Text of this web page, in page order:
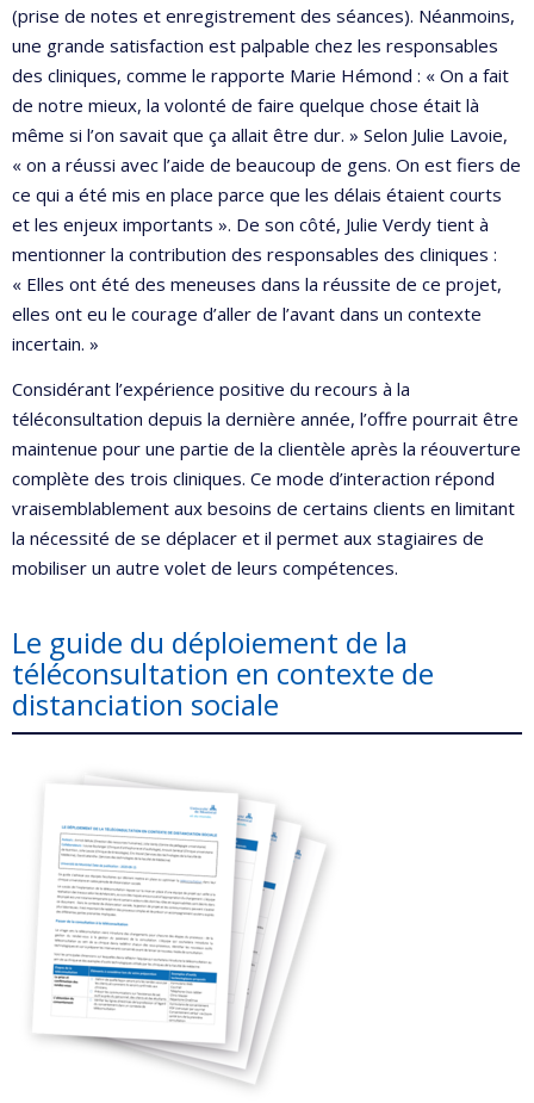
(prise de notes et enregistrement des séances). Néanmoins,
une grande satisfaction est palpable chez les responsables
des cliniques, comme le rapporte Marie Hémond : « On a fait
de notre mieux, la volonté de faire quelque chose était là
même si l’on savait que ça allait être dur. » Selon Julie Lavoie,
« on a réussi avec l’aide de beaucoup de gens. On est fiers de
ce qui a été mis en place parce que les délais étaient courts
et les enjeux importants ». De son côté, Julie Verdy tient à
mentionner la contribution des responsables des cliniques :
« Elles ont été des meneuses dans la réussite de ce projet,
elles ont eu le courage d’aller de l’avant dans un contexte
incertain. »
Considérant l’expérience positive du recours à la
téléconsultation depuis la dernière année, l’offre pourrait être
maintenue pour une partie de la clientèle après la réouverture
complète des trois cliniques. Ce mode d’interaction répond
vraisemblablement aux besoins de certains clients en limitant
la nécessité de se déplacer et il permet aux stagiaires de
mobiliser un autre volet de leurs compétences.
Le guide du déploiement de la
téléconsultation en contexte de
distanciation sociale